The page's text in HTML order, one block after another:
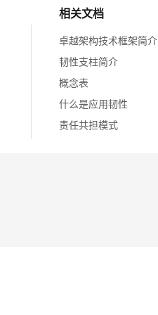
相关文档
卓越架构技术框架简介
韧性支柱简介
概念表
什么是应用韧性
责任共担模式